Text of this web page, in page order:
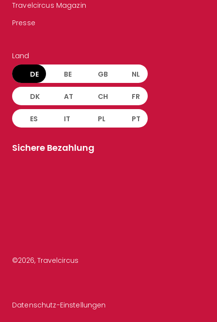
Travelcircus Magazin
Presse
Land
DE BE GB NL
DK AT CH FR
ES IT PL PT
Sichere Bezahlung
©2026, Travelcircus
Datenschutz-Einstellungen